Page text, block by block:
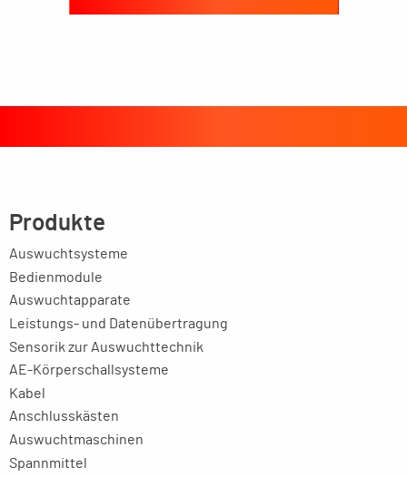
Produkte
Auswuchtsysteme
Bedienmodule
Auswuchtapparate
Leistungs- und Datenübertragung
Sensorik zur Auswuchttechnik
AE-Körperschallsysteme
Kabel
Anschlusskästen
Auswuchtmaschinen
Spannmittel